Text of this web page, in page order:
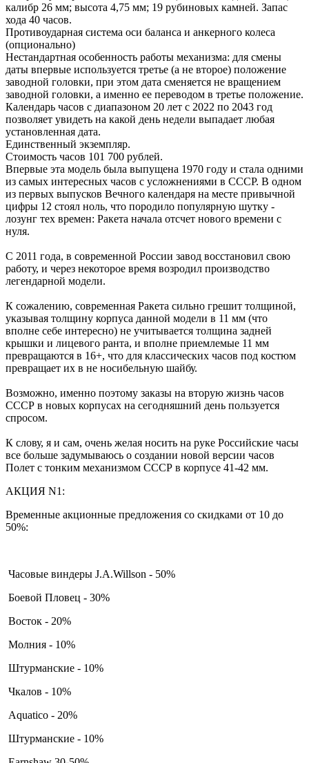
калибр 26 мм; высота 4,75 мм; 19 рубиновых камней. Запас
хода 40 часов.
Противоударная система оси баланса и анкерного колеса
(опционально)
Нестандартная особенность работы механизма: для смены
даты впервые используется третье (а не второе) положение
заводной головки, при этом дата сменяется не вращением
заводной головки, а именно ее переводом в третье положение.
Календарь часов с диапазоном 20 лет с 2022 по 2043 год
позволяет увидеть на какой день недели выпадает любая
установленная дата.
Единственный экземпляр.
Стоимость часов 101 700 рублей.
Впервые эта модель была выпущена 1970 году и стала одними
из самых интересных часов с усложнениями в СССР. В одном
из первых выпусков Вечного календаря на месте привычной
цифры 12 стоял ноль, что породило популярную шутку -
лозунг тех времен: Ракета начала отсчет нового времени с
нуля.
С 2011 года, в современной России завод восстановил свою
работу, и через некоторое время возродил производство
легендарной модели.
К сожалению, современная Ракета сильно грешит толщиной,
указывая толщину корпуса данной модели в 11 мм (что
вполне себе интересно) не учитывается толщина задней
крышки и лицевого ранта, и вполне приемлемые 11 мм
превращаются в 16+, что для классических часов под костюм
превращает их в не носибельную шайбу.
Возможно, именно поэтому заказы на вторую жизнь часов
СССР в новых корпусах на сегодняшний день пользуется
спросом.
К слову, я и сам, очень желая носить на руке Российские часы
все больше задумываюсь о создании новой версии часов
Полет с тонким механизмом СССР в корпусе 41-42 мм.
АКЦИЯ N1:
Временные акционные предложения со скидками от 10 до
50%:
Часовые виндеры J.A.Willson - 50%
Боевой Пловец - 30%
Восток - 20%
Молния - 10%
Штурманские - 10%
Чкалов - 10%
Aquatico - 20%
Штурманские - 10%